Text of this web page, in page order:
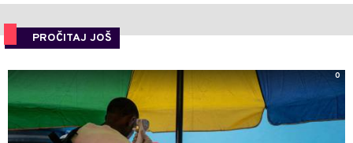
PROČITAJ JOŠ
0